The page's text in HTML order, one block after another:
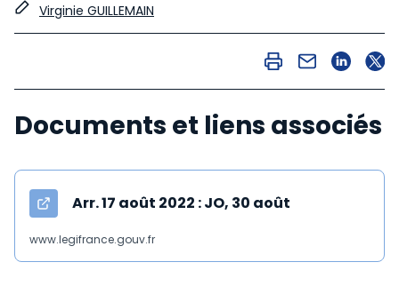
Virginie GUILLEMAIN
Documents et liens associés
Arr. 17 août 2022 : JO, 30 août
www.legifrance.gouv.fr